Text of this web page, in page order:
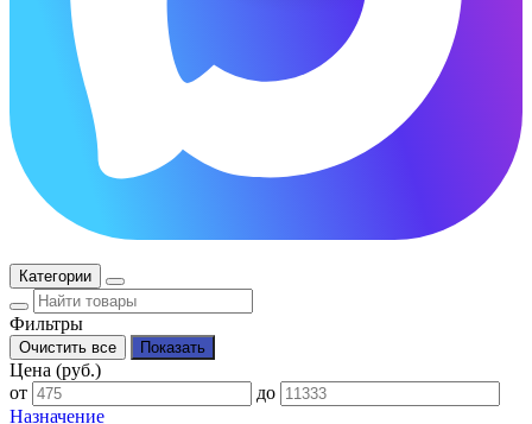
Категории
Фильтры
Цена (руб.)
от
до
Назначение